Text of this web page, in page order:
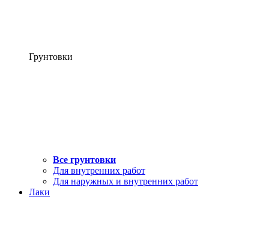
Грунтовки
Все грунтовки
Для внутренних работ
Для наружных и внутренних работ
Лаки